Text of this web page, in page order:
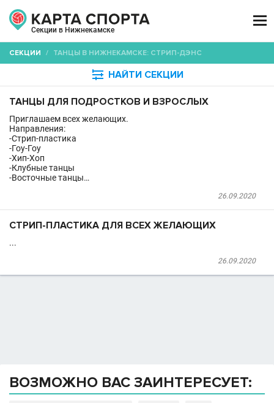
Секции в Нижнекамске

СЕКЦИИ / ТАНЦЫ В НИЖНЕКАМСКЕ: СТРИП-ДЭНС
 НАЙТИ СЕКЦИИ
ТАНЦЫ ДЛЯ ПОДРОСТКОВ И ВЗРОСЛЫХ
Приглашаем всех желающих.
Направления:
-Стрип-пластика
-Гоу-Гоу
-Хип-Хоп
-Клубные танцы
-Восточные танцы…
26.09.2020
СТРИП-ПЛАСТИКА ДЛЯ ВСЕХ ЖЕЛАЮЩИХ
...
26.09.2020
ВОЗМОЖНО ВАС ЗАИНТЕРЕСУЕТ: